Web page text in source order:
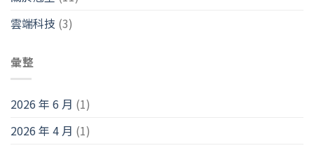
雲端科技 (3)
彙整
2026 年 6 月 (1)
2026 年 4 月 (1)